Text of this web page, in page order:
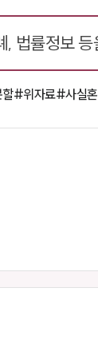
#위자료#사실혼